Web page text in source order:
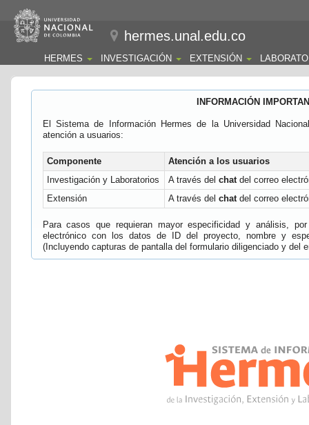
hermes.unal.edu.co
HERMES INVESTIGACIÓN EXTENSIÓN
INFORMACIÓN
El Sistema de Información Hermes de la Universidad
atención a usuarios:
Componente
Atención a los usuarios
Investigación y Laboratorios
A través del chatdel correo
Extensión
A través del chatdel correo
Para casos que requieran mayor especificidad y análisis,
electrónico con los datos de ID del proyecto, nombre y
(Incluyendo capturas de pantalla del formulario diligenciado y del